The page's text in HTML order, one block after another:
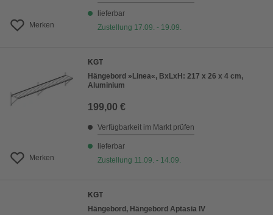
Merken
lieferbar
Zustellung 17.09. - 19.09.
Merken
KGT
Hängebord »Linea«, BxLxH: 217 x 26 x 4 cm,
Aluminium
199,00 €
Verfügbarkeit im Markt prüfen
lieferbar
Zustellung 11.09. - 14.09.
KGT
Hängebord, Hängebord Aptasia IV